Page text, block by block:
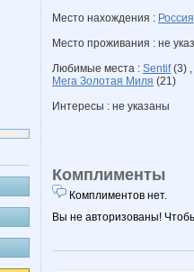
Место нахождения : Россия
Место проживания : не
Любимые места : Sentif(3) ,
Мега Золотая Миля (21)
Интересы : не указаны
Комплименты
Комплиментов нет.
Вы не авторизованы!